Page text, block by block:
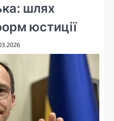
шлях
юстиції